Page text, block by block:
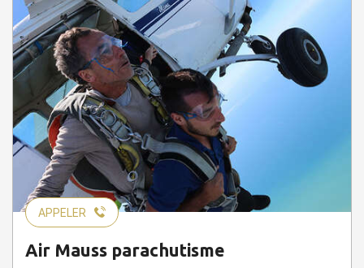
APPELER
Air Mauss parachutisme